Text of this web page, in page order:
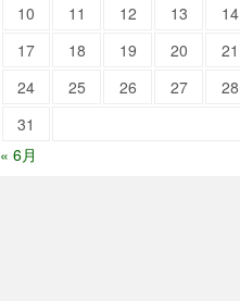
10
11 12 13 14
17
18 19 20 21
24
25 26 27 28
31
« 6月